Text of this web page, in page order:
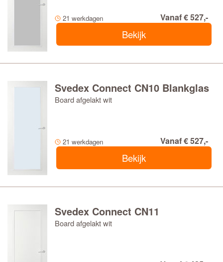
21 werkdagen Vanaf € 527,-
Bekijk
Svedex Connect CN10 Blankglas
Board afgelakt wit
21 werkdagen Vanaf € 527,-
Bekijk
Svedex Connect CN11
Board afgelakt wit